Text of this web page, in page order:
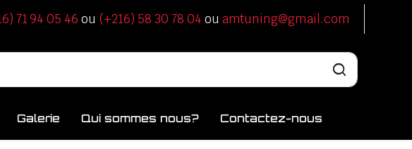
71 94 05 46 ou (+216) 58 30 78 04 ou amtuning@gmail.com
Galerie Qui sommes nous? Contactez-nous